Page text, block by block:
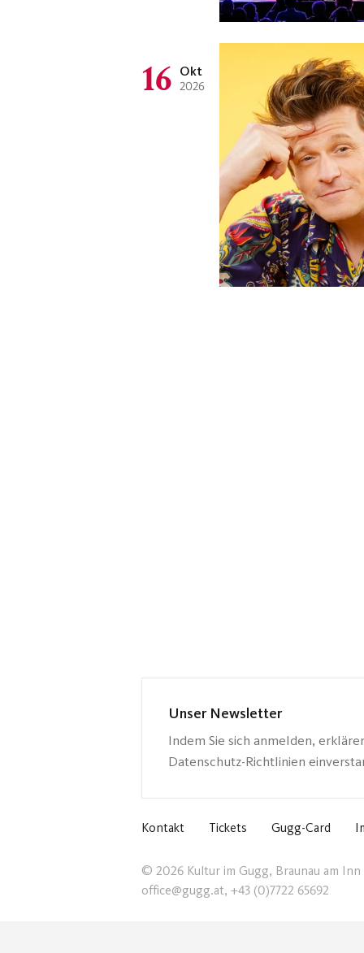
16 Okt
2026
Unser Newsletter
Indem Sie sich anmelden,
Datenschutz-Richtlinien
Kontakt Tickets Gugg-Card
© 2026 Kultur im Gugg, Braunau am Inn
office@gugg.at, +43 (0)7722 65692